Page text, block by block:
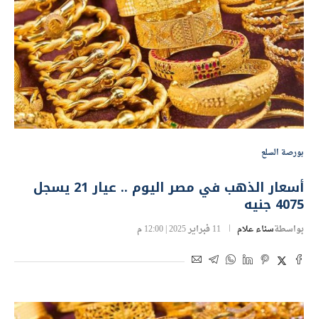
بورصة السلع
أسعار الذهب في مصر اليوم .. عيار 21 يسجل
4075 جنيه
بواسطةسناء علام 11 فبراير 2025 | 12:00 م